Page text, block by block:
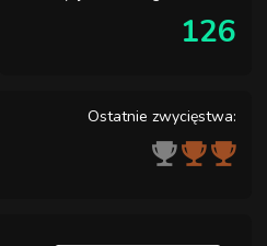
126
Ostatnie zwycięstwa: